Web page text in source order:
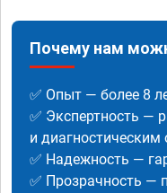
Почему нам
✅ Опыт — более 8
✅ Экспертность —
и
✅ Надежность —
✅ Прозрачность —